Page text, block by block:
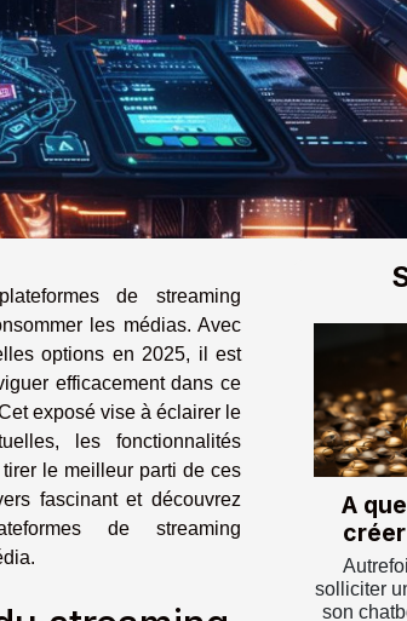
de streaming
les médias. Avec
options en 2025, il est
efficacement dans ce
exposé vise à éclairer le
les fonctionnalités
le meilleur parti de ces
fascinant et découvrez
de streaming
A
solliciter
son